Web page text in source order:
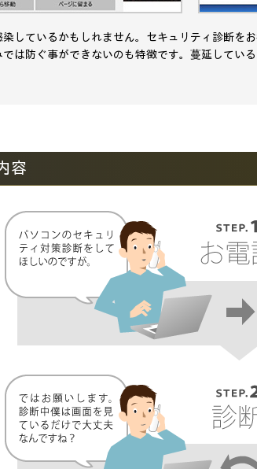
しているかもしれません。セキュリティ診断を
は防ぐ事ができないのも特徴です。蔓延してい
容